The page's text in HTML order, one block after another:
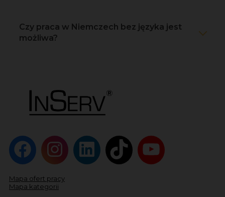
Czy praca w Niemczech bez języka jest
możliwa?
Mapa ofert pracy
Mapa kategorii